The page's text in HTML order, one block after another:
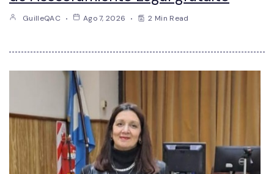
GuilleQAC Ago 7, 2026 2 Min Read